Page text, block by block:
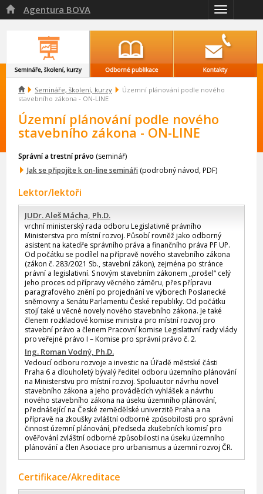
Přepnout
navigaci
 Agentura BOVA
 Semináře, školení, kurzy
Územní plánování podle nového
stavebního zákona - ON-LINE
Územní plánování podle nového
stavebního zákona - ON-LINE
Správní a trestní právo (seminář)
Jak se připojíte k on-line semináři (podrobný návod, PDF)
Lektor/lektoři
JUDr. Aleš Mácha, Ph.D.
vrchní ministerský rada odboru Legislativně právního
Ministerstva pro místní rozvoj. Působí rovněž jako odborný
asistent na katedře správního práva a finančního práva PF UP.
Od počátku se podílel na přípravě nového stavebního zákona
(zákon č. 283/2021 Sb., stavební zákon), zejména po stránce
právní a legislativní. S novým stavebním zákonem „prošel“ celý
jeho proces od přípravy věcného záměru, přes přípravu
paragrafového znění po projednání ve výborech Poslanecké
sněmovny a Senátu Parlamentu České republiky. Od počátku
stojí také u věcné novely nového stavebního zákona. Je také
členem rozkladové komise ministra pro místní rozvoj pro
stavební právo a členem Pracovní komise Legislativní rady vlády
pro veřejné právo I – Komise pro správní právo č. 2.
Ing. Roman Vodný, Ph.D.
Vedoucí odboru rozvoje a investic na Úřadě městské části
Praha 6 a dlouholetý bývalý ředitel odboru územního plánování
na Ministerstvu pro místní rozvoj. Spoluautor návrhu novel
stavebního zákona a jeho prováděcích vyhlášek a návrhu
nového stavebního zákona na úseku územního plánování,
přednášející na České zemědělské univerzitě Praha a na
přípravě na zkoušky zvláštní odborné způsobilosti pro správní
činnost územní plánování, předseda zkušebních komisí pro
ověřování zvláštní odborné způsobilosti na úseku územního
plánování a člen Asociace pro urbanismus a územní rozvoj ČR.
Certifikace/Akreditace